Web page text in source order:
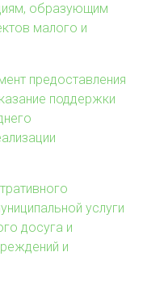
образующим
малого и
предоставления
поддержки
услуги
досуга и
и